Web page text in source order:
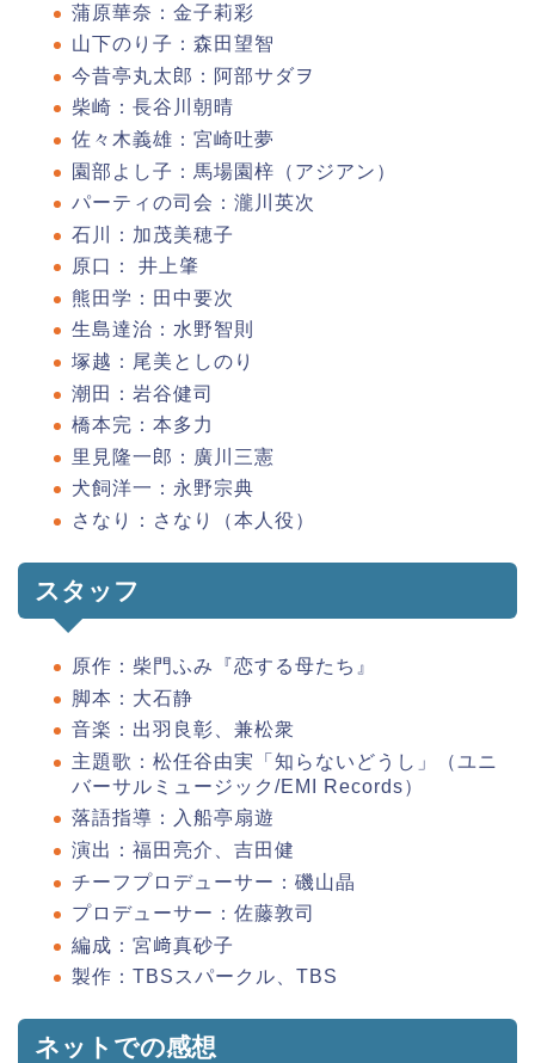
蒲原華奈：金子莉彩
山下のり子：森田望智
今昔亭丸太郎：阿部サダヲ
柴崎：長谷川朝晴
佐々木義雄：宮崎吐夢
園部よし子：馬場園梓（アジアン）
パーティの司会：瀧川英次
石川：加茂美穂子
原口： 井上肇
熊田学：田中要次
生島達治：水野智則
塚越：尾美としのり
潮田：岩谷健司
橋本完：本多力
里見隆一郎：廣川三憲
犬飼洋一：永野宗典
さなり：さなり（本人役）
スタッフ
原作：柴門ふみ『恋する母たち』
脚本：大石静
音楽：出羽良彰、兼松衆
主題歌：松任谷由実「知らないどうし」（ユニ
バーサルミュージック/EMI Records）
落語指導：入船亭扇遊
演出：福田亮介、吉田健
チーフプロデューサー：磯山晶
プロデューサー：佐藤敦司
編成：宮﨑真砂子
製作：TBSスパークル、TBS
ネットでの感想